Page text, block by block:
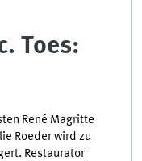
Toes:
René Magritte
Roeder wird zu
Restaurator